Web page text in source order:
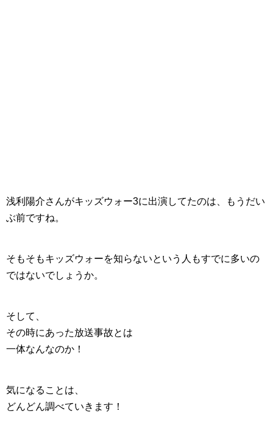
浅利陽介さんがキッズウォー3に出演してたのは、もうだい
ぶ前ですね。
そもそもキッズウォーを知らないという人もすでに多いの
ではないでしょうか。
そして、
その時にあった放送事故とは
一体なんなのか！
気になることは、
どんどん調べていきます！